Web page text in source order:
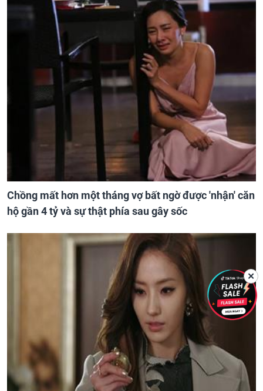
Chồng mất hơn một tháng vợ bất ngờ được 'nhận' căn
hộ gần 4 tỷ và sự thật phía sau gây sốc
✕